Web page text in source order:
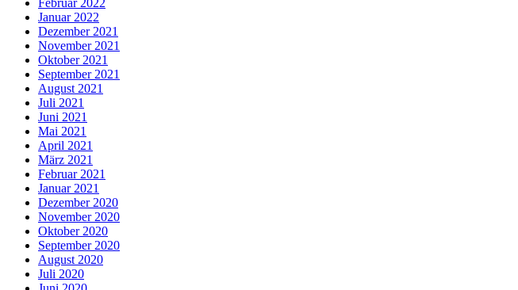
Januar 2022
Dezember 2021
November 2021
Oktober 2021
September 2021
August 2021
Juli 2021
Juni 2021
Mai 2021
April 2021
März 2021
Februar 2021
Januar 2021
Dezember 2020
November 2020
Oktober 2020
September 2020
August 2020
Juli 2020